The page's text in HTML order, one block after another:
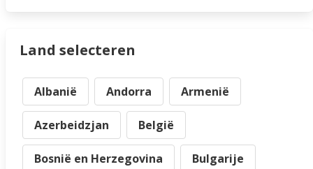
Land selecteren
Albanië Andorra Armenië
Azerbeidzjan België
Bosnië en Herzegovina Bulgarije